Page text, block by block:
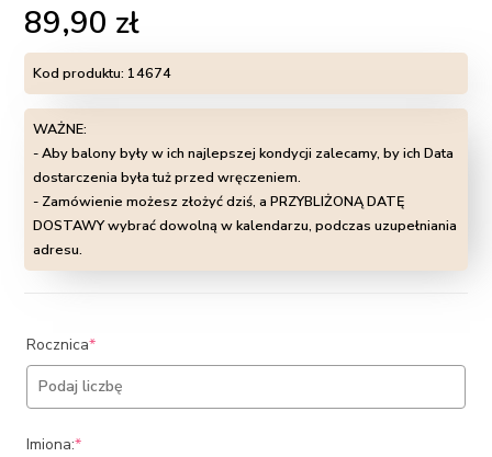
89,90 zł
Kod produktu: 14674
WAŻNE:
- Aby balony były w ich najlepszej kondycji zalecamy, by ich Data
dostarczenia była tuż przed wręczeniem.
- Zamówienie możesz złożyć dziś, a PRZYBLIŻONĄ DATĘ
DOSTAWY wybrać dowolną w kalendarzu, podczas uzupełniania
adresu.
Rocznica*(required)
Imiona:*(required)